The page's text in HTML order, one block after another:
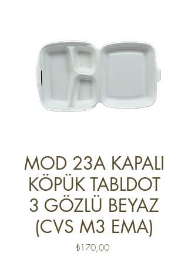
MOD 23A KAPALI
KÖPÜK TABLDOT
3 GÖZLÜ BEYAZ
(CVS M3 EMA)
₺170,00Fiyat